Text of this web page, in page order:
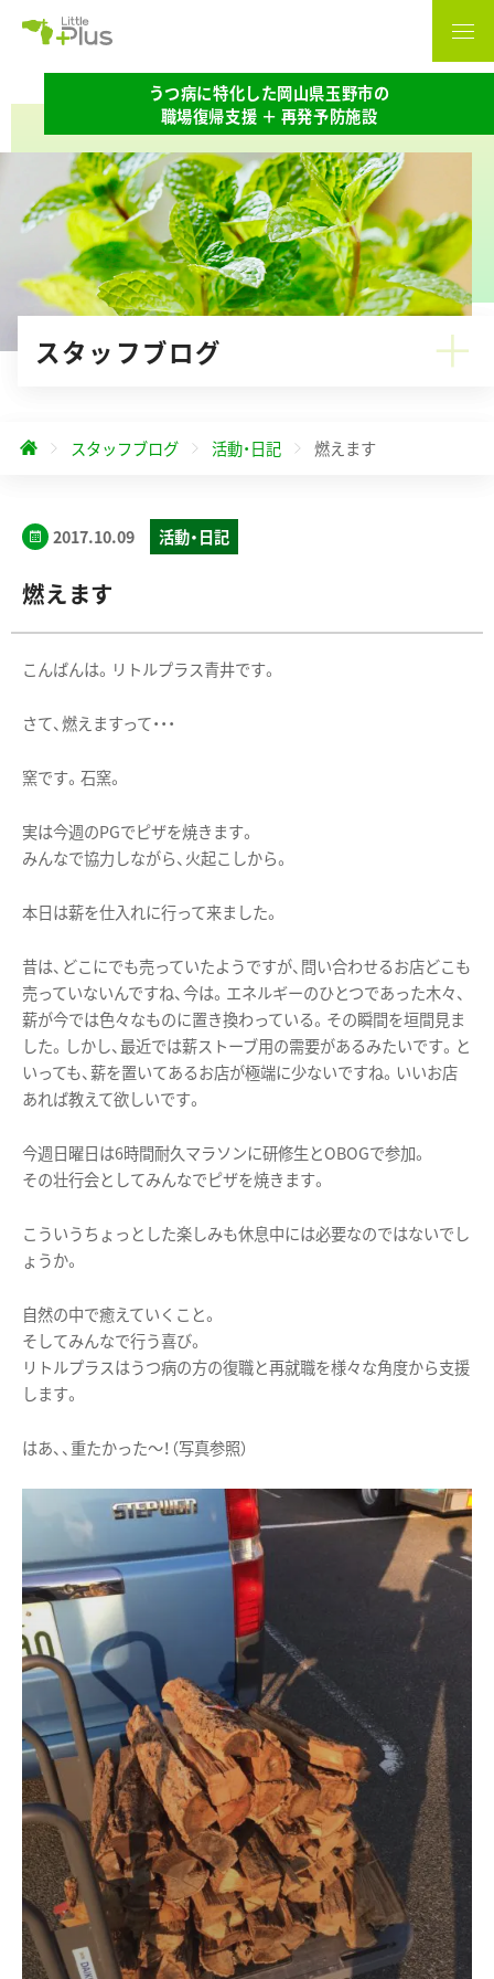
うつ病に特化した岡山県玉野市の
職場復帰支援 ＋ 再発予防施設
スタッフブログ
スタッフブログ 活動・日記 燃えます
2017.10.09 活動・日記
燃えます
こんばんは。リトルプラス青井です。
さて、燃えますって・・・
窯です。石窯。
実は今週のPGでピザを焼きます。
みんなで協力しながら、火起こしから。
本日は薪を仕入れに行って来ました。
昔は、どこにでも売っていたようですが、問い合わせるお店どこも
売っていないんですね、今は。エネルギーのひとつであった木々、
薪が今では色々なものに置き換わっている。その瞬間を垣間見ま
した。しかし、最近では薪ストーブ用の需要があるみたいです。と
いっても、薪を置いてあるお店が極端に少ないですね。いいお店
あれば教えて欲しいです。
今週日曜日は6時間耐久マラソンに研修生とOBOGで参加。
その壮行会としてみんなでピザを焼きます。
こういうちょっとした楽しみも休息中には必要なのではないでし
ょうか。
自然の中で癒えていくこと。
そしてみんなで行う喜び。
リトルプラスはうつ病の方の復職と再就職を様々な角度から支援
します。
はあ、、重たかった〜！（写真参照）